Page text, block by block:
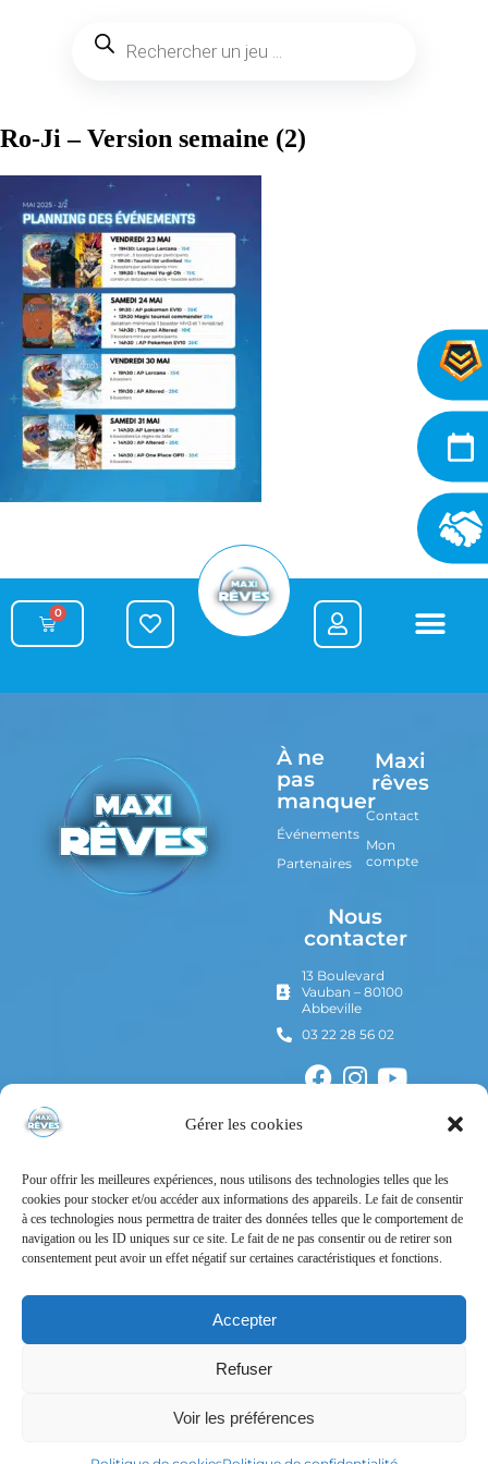
Gérer les cookies
Pour offrir les meilleures expériences, nous utilisons des technologies telles que les
cookies pour stocker et/ou accéder aux informations des appareils. Le fait de consentir
à ces technologies nous permettra de traiter des données telles que le comportement de
navigation ou les ID uniques sur ce site. Le fait de ne pas consentir ou de retirer son
consentement peut avoir un effet négatif sur certaines caractéristiques et fonctions.
Accepter
Refuser
Voir les préférences
Ro-Ji – Version semaine (2)
0
À ne
pas
manquer
Événements
Partenaires
Maxi
rêves
Contact
Mon
compte
Nous
contacter
13 Boulevard
Vauban – 80100
Abbeville
03 22 28 56 02
Mentions Légales Politique de confidentialité
Conditions Générales d’Utilisation
Tous droits réservés – © Maxi Rêves – 2024 – Un site